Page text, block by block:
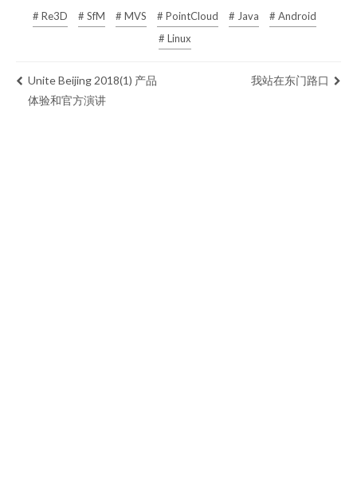
# Re3D # SfM # MVS # PointCloud # Java
# Android
# Linux
Unite Beijing 2018(1) 产品
体验和官方演讲
我站在东门路口